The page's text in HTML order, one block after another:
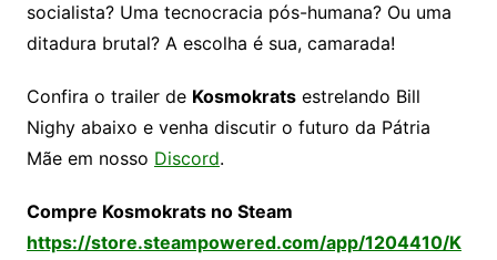
socialista? Uma tecnocracia pós-humana? Ou uma
ditadura brutal? A escolha é sua, camarada!
Confira o trailer de Kosmokratsestrelando Bill
Nighy abaixo e venha discutir o futuro da Pátria
Mãe em nosso Discord.
Compre Kosmokrats no Steam
https://store.steampowered.com/app/1204410/K